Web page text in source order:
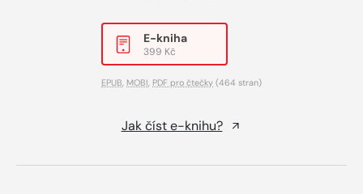
E-kniha
399 Kč
EPUB, MOBI, PDF pro čtečky (464 stran)
Jak číst e-knihu?